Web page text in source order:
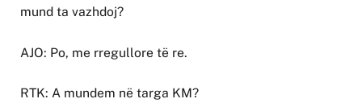
mund ta vazhdoj?
AJO: Po, me rregullore të re.
RTK: A mundem në targa KM?